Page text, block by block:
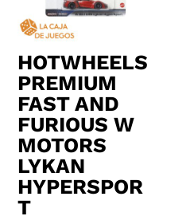
HOTWHEELS
PREMIUM
FAST AND
FURIOUS W
MOTORS
LYKAN
HYPERSPOR
T